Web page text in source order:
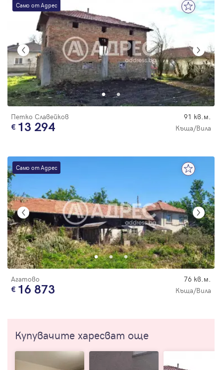
Само от Адрес
Петко Славейков 91 кв.м.
13 294 Къща/Вила
Само от Адрес
Агатово 76 кв.м.
16 873 Къща/Вила
Купувачите харесват още